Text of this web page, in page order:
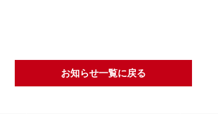
お知らせ一覧に戻る